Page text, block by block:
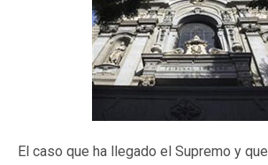
El caso que ha llegado el Supremo y